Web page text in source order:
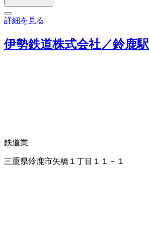
詳細を見る
伊勢鉄道株式会社／鈴鹿駅
鉄道業
三重県鈴鹿市矢橋１丁目１１－１